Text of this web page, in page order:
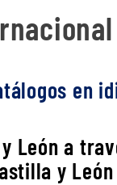
en
León a
y León